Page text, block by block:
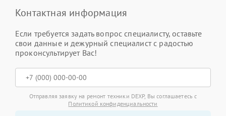
Контактная информация
Если требуется задать вопрос специалисту, оставьте
свои данные и дежурный специалист с радостью
проконсультирует Вас!
Отправляя заявку на ремонт техники DEXP, Вы соглашаетесь с
Политикой конфиденциальности